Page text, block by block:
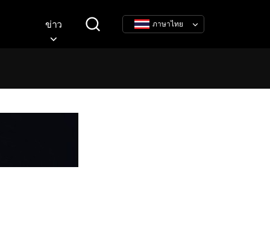
ข่าว ภาษาไทย